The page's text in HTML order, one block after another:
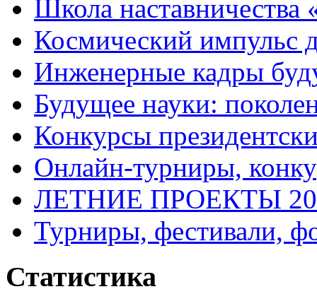
Школа
Космический импульс
Инженерные кадры
Будущее науки:
Конкурсы
Онлайн-турниры,
ЛЕТНИЕ ПРОЕКТЫ
Турниры, фестивали,
Статистика